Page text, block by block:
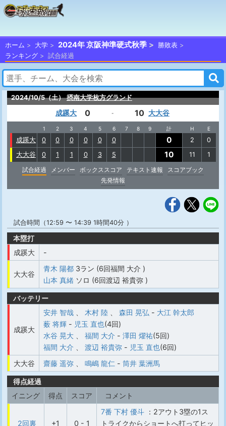
ホーム 大学 2024年 京阪神準硬式秋季
勝敗表
ランキング
試合経過
2024/10/5（土） 摂南大学枚方グランド
成蹊大 0 - 10 大大谷
1 2 3 4 5 6 7 8 9 計 H E
成蹊大 0 0 0 0 0 0 0 2
0
大大谷
0 1 1 0 3 5 10 11
1
試合経過
メンバー ボックススコア テキスト速報
スコアブック
先発情報
試合時間（12:59 〜 14:39 1時間40分 ）
本塁打
成蹊大
-
大大谷
青木 陽都 3ラン (6回福間 大介 )
山本 真緒 ソロ (6回渡辺 裕貴弥 )
バッテリー
成蹊大
安井 智哉 木村 陸 森田 晃弘 - 大江 幹太郎
薮 将輝 - 児玉 直也(4回)
水谷 晃大
福間 大介 - 澤田 燿祐(5回)
福間 大介
渡辺 裕貴弥 - 児玉 直也(6回)
大大谷
齋藤 遥弥 鳴嶋 龍仁 - 筒井 葉洲馬
得点経過
イニング
得点 スコア コメント
2回裏 +1 0 - 1
7番 下村 優斗 ：2アウト3塁の1ス
トライクからショートへ打ってヒッ